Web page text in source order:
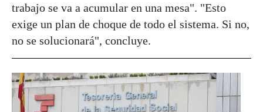
trabajo se va a acumular en una mesa". "Esto
exige un plan de choque de todo el sistema. Si no,
no se solucionará", concluye.